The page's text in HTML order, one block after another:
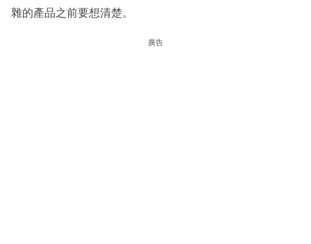
雜的產品之前要想清楚。
廣告